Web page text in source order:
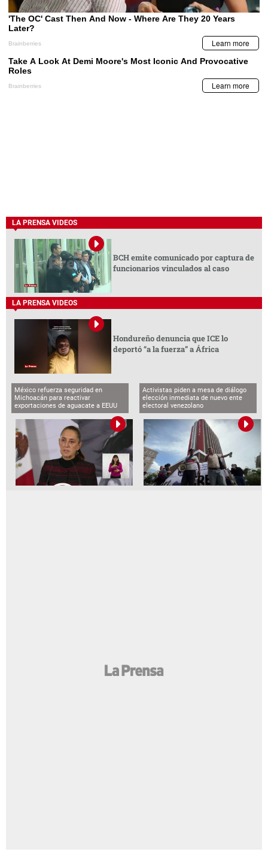
LA PRENSA VIDEOS
BCH emite comunicado por captura de
funcionarios vinculados al caso
LA PRENSA VIDEOS
Hondureño denuncia que ICE lo
deportó “a la fuerza” a África
México refuerza seguridad en
Michoacán para reactivar
exportaciones de aguacate a EEUU
Activistas piden a mesa de diálogo
elección inmediata de nuevo ente
electoral venezolano